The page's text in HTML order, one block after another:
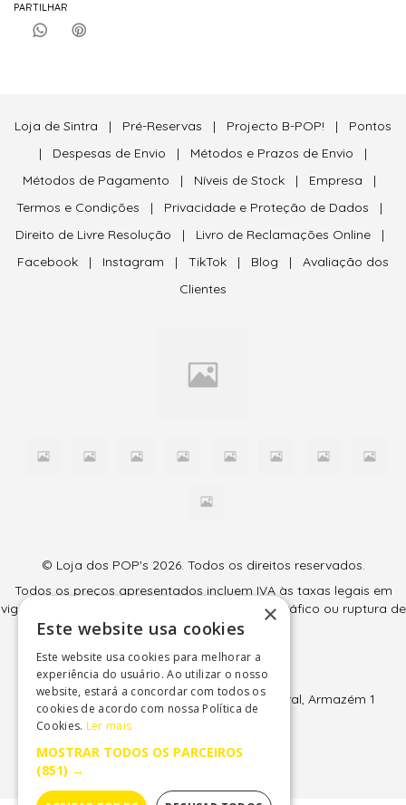
PARTILHAR
Loja de Sintra | Pré-Reservas | Projecto B-POP! | Pontos
| Despesas de Envio | Métodos e Prazos de Envio |
Métodos de Pagamento | Níveis de Stock | Empresa |
Termos e Condições | Privacidade e Proteção de Dados |
Direito de Livre Resolução | Livro de Reclamações Online|
Facebook | Instagram | TikTok | Blog | Avaliação dos
Clientes
© Loja dos POP's 2026. Todos os direitos reservados.
Todos os preços apresentados incluem IVA às taxas legais em
vigor (6% e 23%) e são válidos salvo erro tipográfico ou ruptura de
stock.
Loja dos POP's
Sintralúdica, Lda
EN247, KM65 - Av 11 de Junho 50, Park Charal, Armazém 1
2709-510 Terrugem - Sintra
×
Este website usa cookies
Este website usa cookies para melhorar a
experiência do usuário. Ao utilizar o nosso
website, estará a concordar com todos os
cookies de acordo com nossa Política de
Cookies. Ler mais
MOSTRAR TODOS OS PARCEIROS
(851) →